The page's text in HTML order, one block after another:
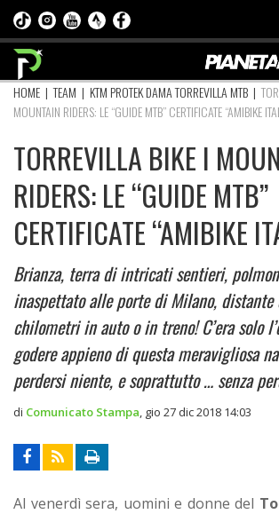
HOME |TEAM | KTM PROTEK DAMA TORREVILLA MTB |
MOUNTAIN RIDERS: LE “GUIDE MTB” CERTIFICATE “AMIBIKE
TORREVILLA BIKE I
RIDERS: LE “GUIDE MTB”
CERTIFICATE “AMIBIKE
Brianza, terra di intricati sentieri,
inaspettato alle porte di Milano, distante
chilometri in auto o in treno! C’era solo
godere appieno di questa meravigliosa
perdersi niente, e soprattutto … senza
di Comunicato Stampa gio 27 dic 2018 14:03
Al venerdì sera, uomini e donne del